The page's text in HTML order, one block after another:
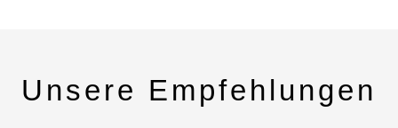
Unsere Empfehlungen